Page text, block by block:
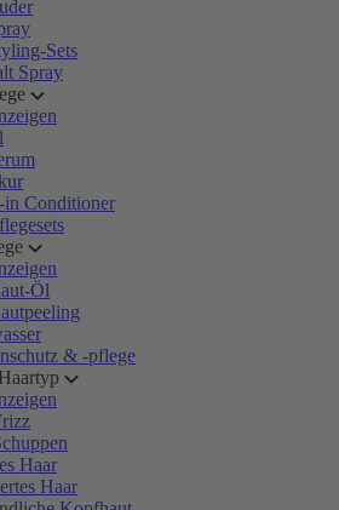
Sets
Spray
in Conditioner
Öl
& -pflege
Haar
Haar